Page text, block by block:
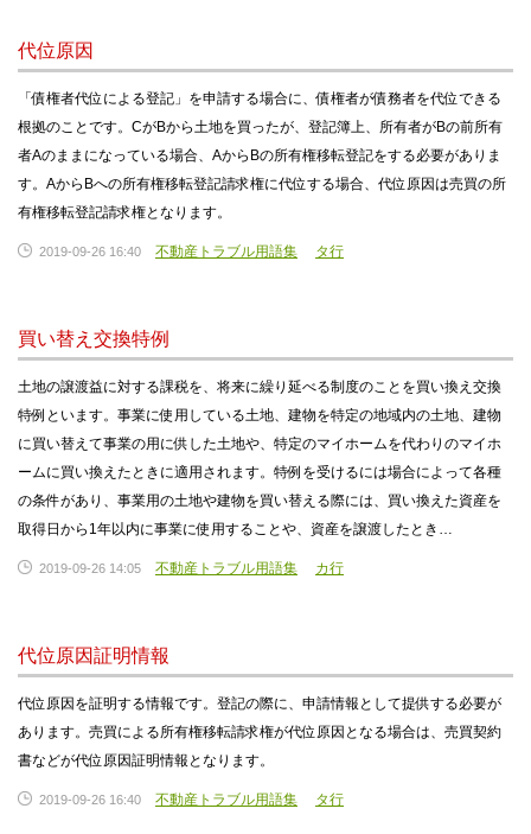
代位原因
「債権者代位による登記」を申請する場合に、債権者が債務者を代位できる
根拠のことです。CがBから土地を買ったが、登記簿上、所有者がBの前所有
者Aのままになっている場合、AからBの所有権移転登記をする必要がありま
す。AからBへの所有権移転登記請求権に代位する場合、代位原因は売買の所
有権移転登記請求権となります。
2019-09-26 16:40 不動産トラブル用語集 タ行
買い替え交換特例
土地の譲渡益に対する課税を、将来に繰り延べる制度のことを買い換え交換
特例といます。事業に使用している土地、建物を特定の地域内の土地、建物
に買い替えて事業の用に供した土地や、特定のマイホームを代わりのマイホ
ームに買い換えたときに適用されます。特例を受けるには場合によって各種
の条件があり、事業用の土地や建物を買い替える際には、買い換えた資産を
取得日から1年以内に事業に使用することや、資産を譲渡したとき…
2019-09-26 14:05 不動産トラブル用語集 カ行
代位原因証明情報
代位原因を証明する情報です。登記の際に、申請情報として提供する必要が
あります。売買による所有権移転請求権が代位原因となる場合は、売買契約
書などが代位原因証明情報となります。
2019-09-26 16:40 不動産トラブル用語集 タ行